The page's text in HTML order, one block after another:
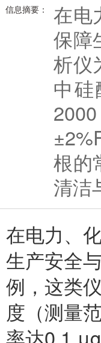
信息摘要：
在电
保障
析仪
中
根的
清洁
在电力、
生产安全
例，这类
度（测量
率达0.1